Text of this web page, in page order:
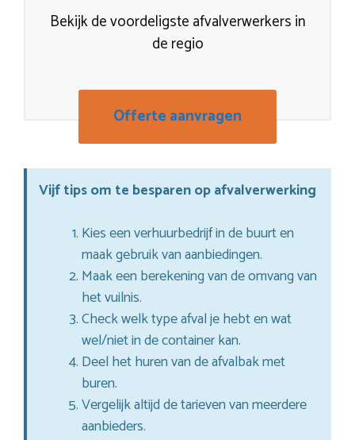
Bekijk de voordeligste afvalverwerkers in
de regio
Offerte aanvragen
Vijf tips om te besparen op afvalverwerking
Kies een verhuurbedrijf in de buurt en
maak gebruik van aanbiedingen.
Maak een berekening van de omvang van
het vuilnis.
Check welk type afval je hebt en wat
wel/niet in de container kan.
Deel het huren van de afvalbak met
buren.
Vergelijk altijd de tarieven van meerdere
aanbieders.